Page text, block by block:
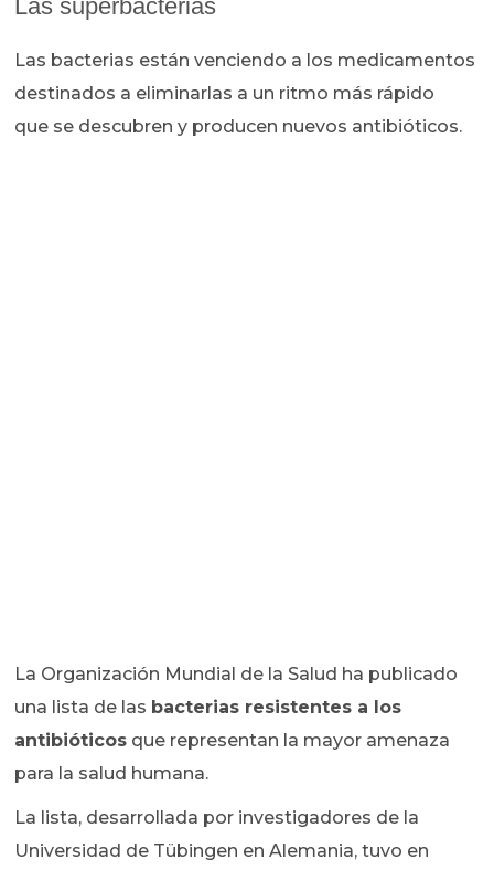
Las superbacterias
Las bacterias están venciendo a los medicamentos
destinados a eliminarlas a un ritmo más rápido
que se descubren y producen nuevos antibióticos.
La Organización Mundial de la Salud ha publicado
una lista de las bacterias resistentes a los
antibióticos que representan la mayor amenaza
para la salud humana.
La lista, desarrollada por investigadores de la
Universidad de Tübingen en Alemania, tuvo en